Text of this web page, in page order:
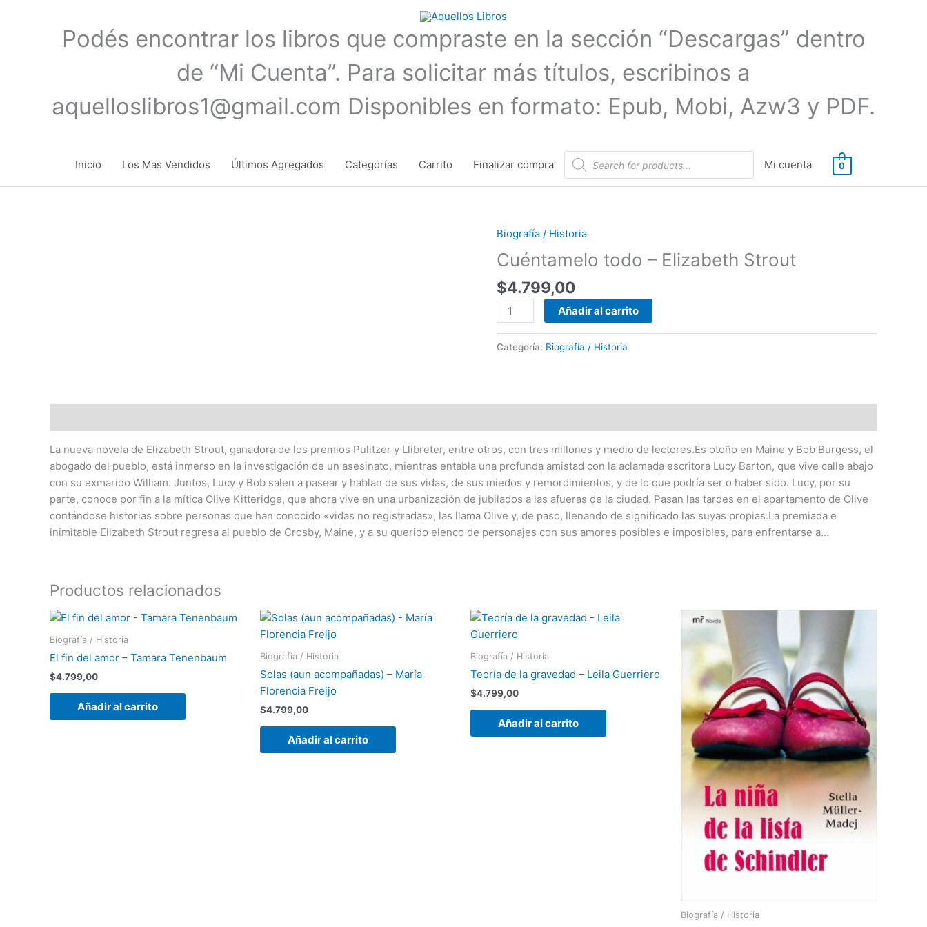
Podés encontrar los libros que compraste en la sección “Descargas” dentro
de “Mi Cuenta”. Para solicitar más títulos, escribinos a
aquelloslibros1@gmail.com Disponibles en formato: Epub, Mobi, Azw3 y PDF.
Inicio Los Mas Vendidos Últimos Agregados Categorías Carrito Finalizar compra
Búsqueda
de
productos
Mi cuenta 0
Biografía / Historia
Cuéntamelo todo – Elizabeth Strout
$4.799,00
Cuéntamelo
todo
-
Elizabeth
Strout
cantidad
Añadir al carrito
Categoría: Biografía / Historia
La nueva novela de Elizabeth Strout, ganadora de los premios Pulitzer y Llibreter, entre otros, con tres millones y medio de lectores.Es otoño en Maine y Bob Burgess, el
abogado del pueblo, está inmerso en la investigación de un asesinato, mientras entabla una profunda amistad con la aclamada escritora Lucy Barton, que vive calle abajo
con su exmarido William. Juntos, Lucy y Bob salen a pasear y hablan de sus vidas, de sus miedos y remordimientos, y de lo que podría ser o haber sido. Lucy, por su
parte, conoce por fin a la mítica Olive Kitteridge, que ahora vive en una urbanización de jubilados a las afueras de la ciudad. Pasan las tardes en el apartamento de Olive
contándose historias sobre personas que han conocido «vidas no registradas», las llama Olive y, de paso, llenando de significado las suyas propias.La premiada e
inimitable Elizabeth Strout regresa al pueblo de Crosby, Maine, y a su querido elenco de personajes con sus amores posibles e imposibles, para enfrentarse a…
Productos relacionados
Biografía / Historia
El fin del amor – Tamara Tenenbaum
$4.799,00
Añadir al carrito
Biografía / Historia
Solas (aun acompañadas) – María
Florencia Freijo
$4.799,00
Añadir al carrito
Biografía / Historia
Teoría de la gravedad – Leila Guerriero
$4.799,00
Añadir al carrito
Biografía / Historia